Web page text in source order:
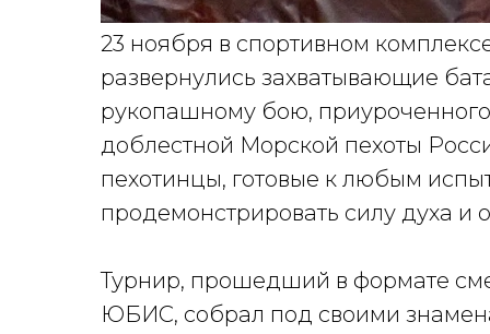
23 ноября в спортивном
развернулись захватывающие
рукопашному бою,
доблестной Морской пехоты
пехотинцы, готовые к любым
продемонстрировать силу духа и
Турнир, прошедший в формате
ЮБИС, собрал под своими